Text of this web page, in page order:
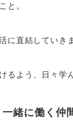
と。
に直結していき
るよう、日々学
一緒に働く仲